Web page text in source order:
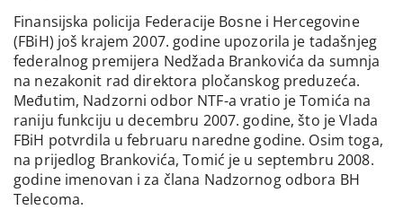
Finansijska policija Federacije Bosne i Hercegovine
(FBiH) još krajem 2007. godine upozorila je tadašnjeg
federalnog premijera Nedžada Brankovića da sumnja
na nezakonit rad direktora pločanskog preduzeća.
Međutim, Nadzorni odbor NTF-a vratio je Tomića na
raniju funkciju u decembru 2007. godine, što je Vlada
FBiH potvrdila u februaru naredne godine. Osim toga,
na prijedlog Brankovića, Tomić je u septembru 2008.
godine imenovan i za člana Nadzornog odbora BH
Telecoma.